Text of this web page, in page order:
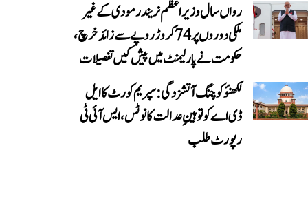
رواں سال وزیر اعظم نریندر مودی کے غیر
ملکی دوروں پر 74 کروڑ روپے سے زائد خرچ،
حکومت نے پارلیمنٹ میں پیش کیں تفصیلات
لکھنؤ کوچنگ آتشزدگی: سپریم کورٹ کا ایل
ڈی اے کو توہینِ عدالت کا نوٹس، ایس آئی ٹی
رپورٹ طلب